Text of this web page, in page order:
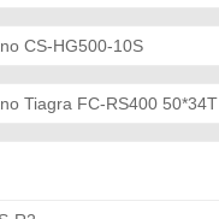
CS-HG500-10S
Tiagra FC-RS400 50*34T